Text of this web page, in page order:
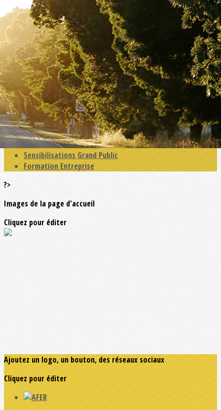
Exporter les lignes sélectionnées
Exporter toutes les colonnes
Exporter uniquement les colonnes affichées
Menu
<
>
Actualités
Education Primaire
Education Collège - MFR
Education Lycées -CFA
Enseignement Supérieur
Sensibilisation Séniors
Sensibilisations Grand Public
Formation Entreprise
?>
Images de la page d'accueil
Cliquez pour éditer
Ajoutez un logo, un bouton, des réseaux sociaux
Cliquez pour éditer